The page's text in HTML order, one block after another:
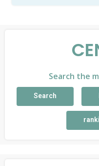
Search the
Search